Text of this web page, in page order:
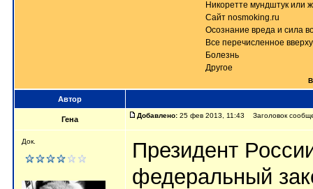
Никоретте мундштук или
Сайт nosmoking.ru
Осознание вреда и сила
Все перечисленное
Болезнь
Другое
Автор
Гена Добавлено: 25 фев 2013, 11:43 Заголовок
Док.
Президент
федеральный